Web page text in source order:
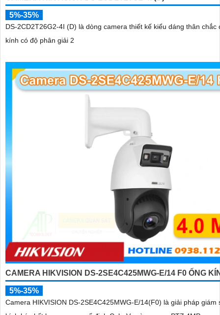
5%-35%
DS-2CD2T26G2-4I (D) là dòng camera thiết kế kiểu dáng thân chắc
kính có độ phân giải 2
CAMERA HIKVISION DS-2SE4C425MWG-E/14 F0 ỐNG
5%-35%
Camera HIKVISION DS-2SE4C425MWG-E/14(F0) là giải pháp giám